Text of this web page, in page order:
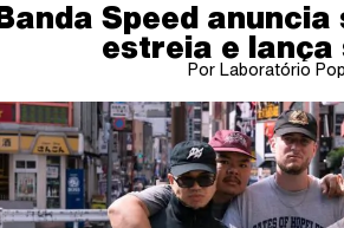
Banda Speed anuncia
estreia e lança
Por Laboratório Pop